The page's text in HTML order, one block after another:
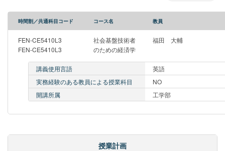
時間割／共通科目コード コース名 教員
FEN-CE5410L3
FEN-CE5410L3
社会基盤技術者
のための経済学
福田 大輔
講義使用言語
英語
実務経験のある教員による授業科目
NO
開講所属
工学部
授業計画